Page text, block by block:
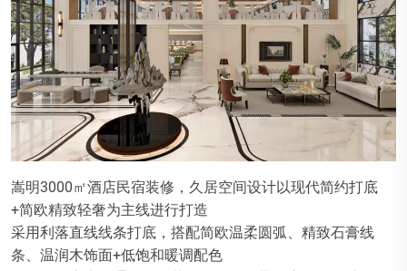
嵩明3000㎡酒店民宿装修，久居空间设计以现代简约打底
+简欧精致轻奢为主线进行打造
采用利落直线线条打底，搭配简欧温柔圆弧、精致石膏线
条、温润木饰面+低饱和暖调配色